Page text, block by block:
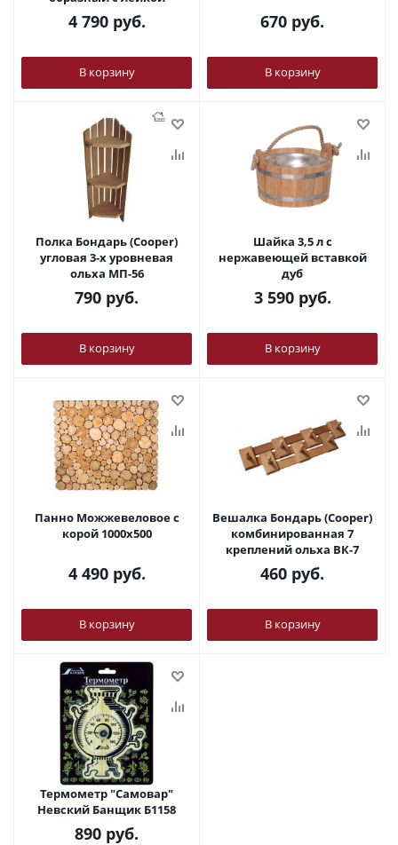
4 790руб.
В корзину
670 руб.
В корзину
Полка Бондарь (Cooper)
угловая 3-х уровневая
ольха МП-56
790 руб.
В корзину
Шайка 3,5 л с
нержавеющей вставкой
дуб
3 590руб.
В корзину
Панно Можжевеловое с
корой 1000х500
4 490руб.
В корзину
Вешалка Бондарь (Cooper)
комбинированная 7
креплений ольха ВК-7
460 руб.
В корзину
Термометр "Самовар"
Невский Банщик Б1158
890 руб.